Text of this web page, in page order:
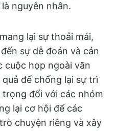
nguyên nhân.
lại sự thoải mái,
sự dễ đoán và cản
cuộc họp ngoài văn
để chống lại sự trì
đối với các nhóm
lại cơ hội để các
chuyện riêng và xây